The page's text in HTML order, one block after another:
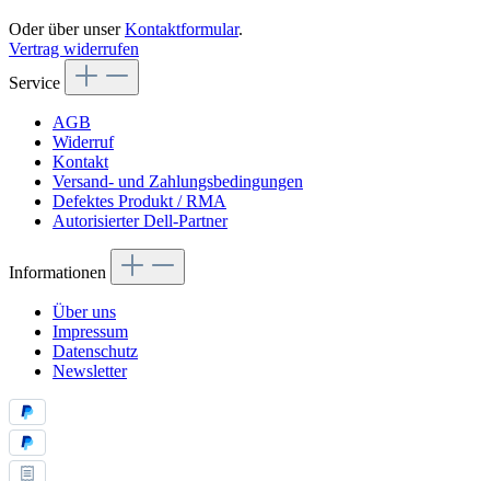
Oder über unserKontaktformular.
Vertrag widerrufen
Service
AGB
Widerruf
Kontakt
Versand- und Zahlungsbedingungen
Defektes Produkt / RMA
Autorisierter Dell-Partner
Informationen
Über uns
Impressum
Datenschutz
Newsletter